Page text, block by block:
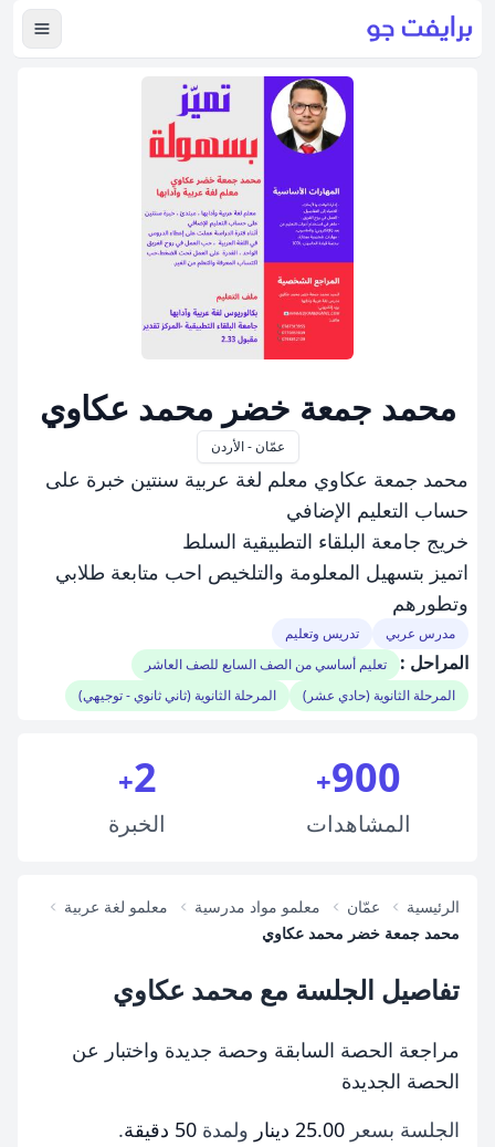
عرض
محمد جمعة خضر محمد عكاوي
عمّان - الأردن
محمد جمعة عكاوي معلم لغة عربية سنتين خبرة على
حساب التعليم الإضافي
خريج جامعة البلقاء التطبيقية السلط
اتميز بتسهيل المعلومة والتلخيص احب متابعة طلابي
وتطورهم
مدرس عربي تدريس وتعليم
المراحل :
تعليم أساسي من الصف السابع للصف العاشر
المرحلة الثانوية (حادي عشر)
المرحلة الثانوية (ثاني ثانوي - توجيهي)
900
+
المشاهدات
2
+
الخبرة
الرئيسية عمّان معلمو مواد مدرسية
معلمو لغة عربية
محمد جمعة خضر محمد عكاوي
تفاصيل الجلسة مع محمد عكاوي
مراجعة الحصة السابقة وحصة جديدة واختبار عن
الحصة الجديدة
الجلسة بسعر 25.00 دينار ولمدة 50 دقيقة .